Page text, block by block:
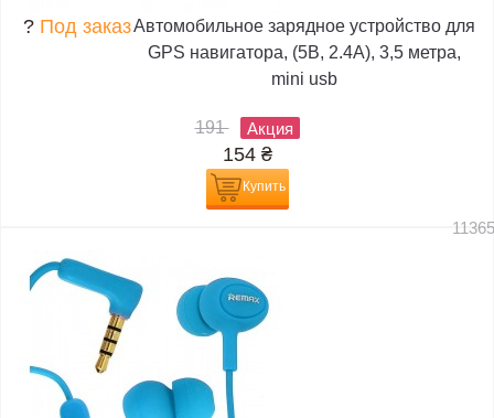
? Под заказАвтомобильное зарядное устройство для
GPS навигатора, (5В, 2.4А), 3,5 метра,
mini usb
191 Акция
154 ₴
Купить